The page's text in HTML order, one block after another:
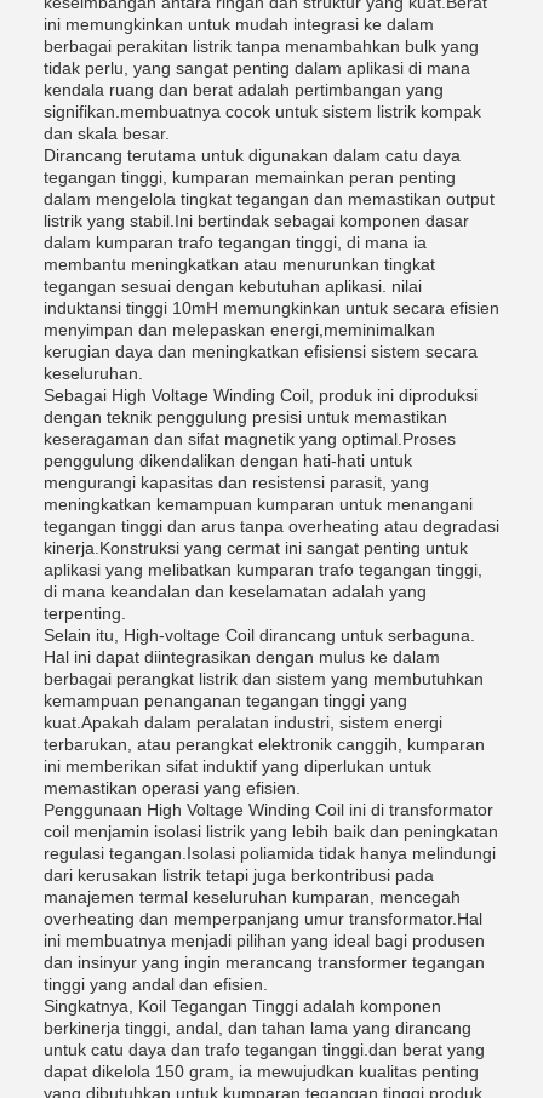
ini memungkinkan untuk mudah integrasi ke dalam
berbagai perakitan listrik tanpa menambahkan bulk yang
tidak perlu, yang sangat penting dalam aplikasi di mana
kendala ruang dan berat adalah pertimbangan yang
signifikan.membuatnya cocok untuk sistem listrik kompak
dan skala besar.
Dirancang terutama untuk digunakan dalam catu daya
tegangan tinggi, kumparan memainkan peran penting
dalam mengelola tingkat tegangan dan memastikan output
listrik yang stabil.Ini bertindak sebagai komponen dasar
dalam kumparan trafo tegangan tinggi, di mana ia
membantu meningkatkan atau menurunkan tingkat
tegangan sesuai dengan kebutuhan aplikasi. nilai
induktansi tinggi 10mH memungkinkan untuk secara efisien
menyimpan dan melepaskan energi,meminimalkan
kerugian daya dan meningkatkan efisiensi sistem secara
keseluruhan.
Sebagai High Voltage Winding Coil, produk ini diproduksi
dengan teknik penggulung presisi untuk memastikan
keseragaman dan sifat magnetik yang optimal.Proses
penggulung dikendalikan dengan hati-hati untuk
mengurangi kapasitas dan resistensi parasit, yang
meningkatkan kemampuan kumparan untuk menangani
tegangan tinggi dan arus tanpa overheating atau degradasi
kinerja.Konstruksi yang cermat ini sangat penting untuk
aplikasi yang melibatkan kumparan trafo tegangan tinggi,
di mana keandalan dan keselamatan adalah yang
terpenting.
Selain itu, High-voltage Coil dirancang untuk serbaguna.
Hal ini dapat diintegrasikan dengan mulus ke dalam
berbagai perangkat listrik dan sistem yang membutuhkan
kemampuan penanganan tegangan tinggi yang
kuat.Apakah dalam peralatan industri, sistem energi
terbarukan, atau perangkat elektronik canggih, kumparan
ini memberikan sifat induktif yang diperlukan untuk
memastikan operasi yang efisien.
Penggunaan High Voltage Winding Coil ini di transformator
coil menjamin isolasi listrik yang lebih baik dan peningkatan
regulasi tegangan.Isolasi poliamida tidak hanya melindungi
dari kerusakan listrik tetapi juga berkontribusi pada
manajemen termal keseluruhan kumparan, mencegah
overheating dan memperpanjang umur transformator.Hal
ini membuatnya menjadi pilihan yang ideal bagi produsen
dan insinyur yang ingin merancang transformer tegangan
tinggi yang andal dan efisien.
Singkatnya, Koil Tegangan Tinggi adalah komponen
berkinerja tinggi, andal, dan tahan lama yang dirancang
untuk catu daya dan trafo tegangan tinggi.dan berat yang
dapat dikelola 150 gram, ia mewujudkan kualitas penting
yang dibutuhkan untuk kumparan tegangan tinggi.produk